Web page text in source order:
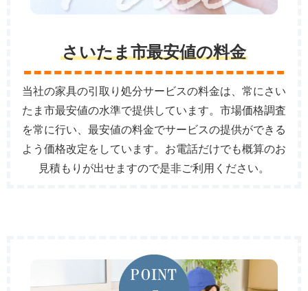
さいたま市最安値の料金
当社の家具の引取り処分サービスの料金は、常にさい
たま市最安値の水準で提供しています。市場価格調査
を常に行い、最安値の料金でサービスの提供ができる
よう価格改定をしています。お電話だけでも概算のお
見積もりが出せますので是非ご利用ください。